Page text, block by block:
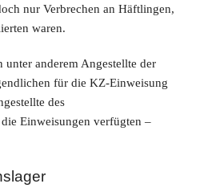
nur Verbrechen an Häftlingen,
waren.
anderem Angestellte der
für die KZ-Einweisung
des
Einweisungen verfügten –